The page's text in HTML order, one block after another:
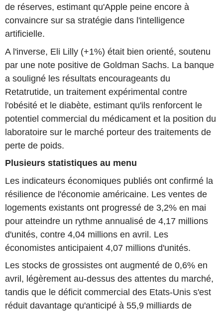
de réserves, estimant qu'Apple peine encore à
convaincre sur sa stratégie dans l'intelligence
artificielle.
A l'inverse, Eli Lilly (+1%) était bien orienté, soutenu
par une note positive de Goldman Sachs. La banque
a souligné les résultats encourageants du
Retatrutide, un traitement expérimental contre
l'obésité et le diabète, estimant qu'ils renforcent le
potentiel commercial du médicament et la position du
laboratoire sur le marché porteur des traitements de
perte de poids.
Plusieurs statistiques au menu
Les indicateurs économiques publiés ont confirmé la
résilience de l'économie américaine. Les ventes de
logements existants ont progressé de 3,2% en mai
pour atteindre un rythme annualisé de 4,17 millions
d'unités, contre 4,04 millions en avril. Les
économistes anticipaient 4,07 millions d'unités.
Les stocks de grossistes ont augmenté de 0,6% en
avril, légèrement au-dessus des attentes du marché,
tandis que le déficit commercial des Etats-Unis s'est
réduit davantage qu'anticipé à 55,9 milliards de